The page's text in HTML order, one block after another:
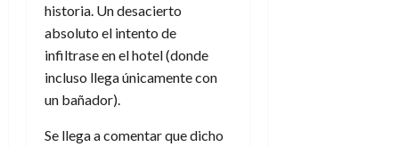
historia. Un desacierto
absoluto el intento de
infiltrase en el hotel (donde
incluso llega únicamente con
un bañador).
Se llega a comentar que dicho